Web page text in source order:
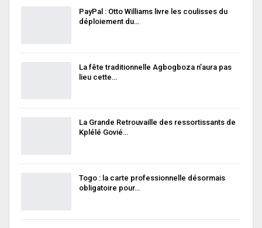
PayPal : Otto Williams livre les coulisses du
déploiement du…
La fête traditionnelle Agbogboza n’aura pas
lieu cette…
La Grande Retrouvaille des ressortissants de
Kplélé Govié…
Togo : la carte professionnelle désormais
obligatoire pour…